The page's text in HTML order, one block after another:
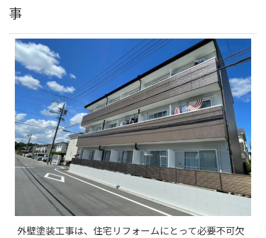
事
外壁塗装工事は、住宅リフォームにとって必要不可欠